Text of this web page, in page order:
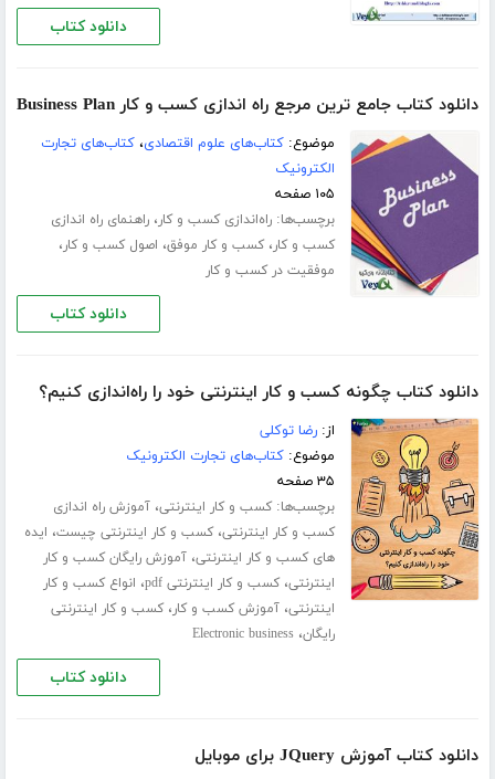
دانلود کتاب
دانلود کتاب ﺟﺎﻣﻊ ﺗﺮﯾﻦ مرجع راه اﻧﺪازی ﮐﺴﺐ و ﮐﺎر Business Plan
موضوع:کتاب‌های علوم اقتصادی،کتاب‌های تجارت
الکترونیک
۱۰۵ صفحه
برچسب‌ها:راه‌اندازی کسب و کار،راهنمای راه اﻧﺪازی
ﮐﺴﺐ و ﮐﺎر،کسب و کار موفق، اصول کسب و کار،
موفقیت در کسب و کار
دانلود کتاب
دانلود کتاب چگونه کسب و کار اینترنتی خود را راه‌اندازی کنیم؟
از:رضا توکلی
موضوع:کتاب‌های تجارت الکترونیک
۳۵ صفحه
برچسب‌ها:کسب و کار اینترنتی،آموزش راه اندازی
کسب و کار اینترنتی،کسب و کار اینترنتی چیست، ایده
های کسب و کار اینترنتی،آموزش رایگان کسب و کار
اینترنتی،کسب و کار اینترنتی pdf ، انواع کسب و کار
اینترنتی،آموزش کسب و کار،کسب و کار اینترنتی
رایگان،Electronic business
دانلود کتاب
دانلود کتاب آموزش JQuery برای موبایل